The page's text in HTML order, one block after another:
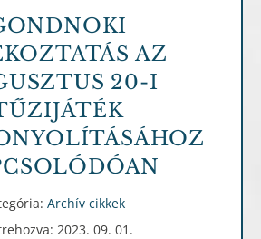
AZ
20-I
Archív cikkek
2023. 09. 01.